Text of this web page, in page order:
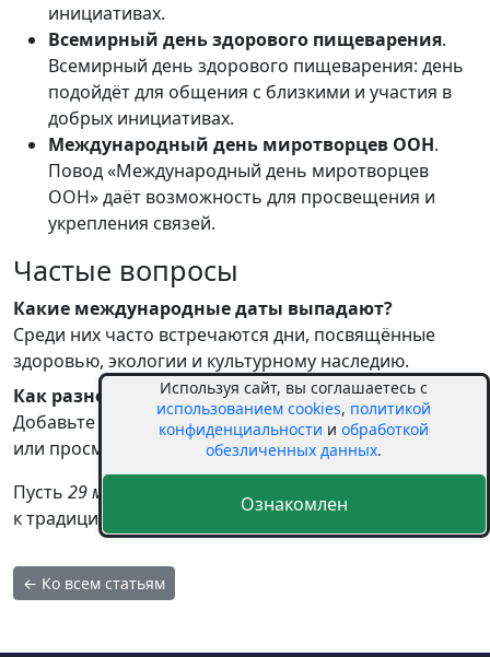
инициативах.
Всемирный день здорового пищеварения.
Всемирный день здорового пищеварения: день
подойдёт для общения с близкими и участия в
добрых инициативах.
Международный день миротворцев ООН.
Повод «Международный день миротворцев
ООН» даёт возможность для просвещения и
укрепления связей.
Частые вопросы
Какие международные даты выпадают?
Среди них часто встречаются дни, посвящённые
здоровью, экологии и культурному наследию.
Как разнообразить день?
Добавьте новые знания: тематическая книга, лекция
или просмотр документального фильма.
Пусть 29 мая
пройдёт в атмосфере добра и уважения
к традициям.
← Ко всем статьям
Используя сайт, вы соглашаетесь с
использованием cookies, политикой
конфиденциальности иобработкой
обезличенных данных.
Ознакомлен